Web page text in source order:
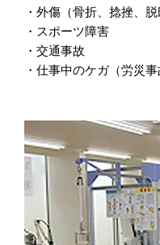
・外傷（骨折、捻挫、
・スポーツ障害
・交通事故
・仕事中のケガ（労災事